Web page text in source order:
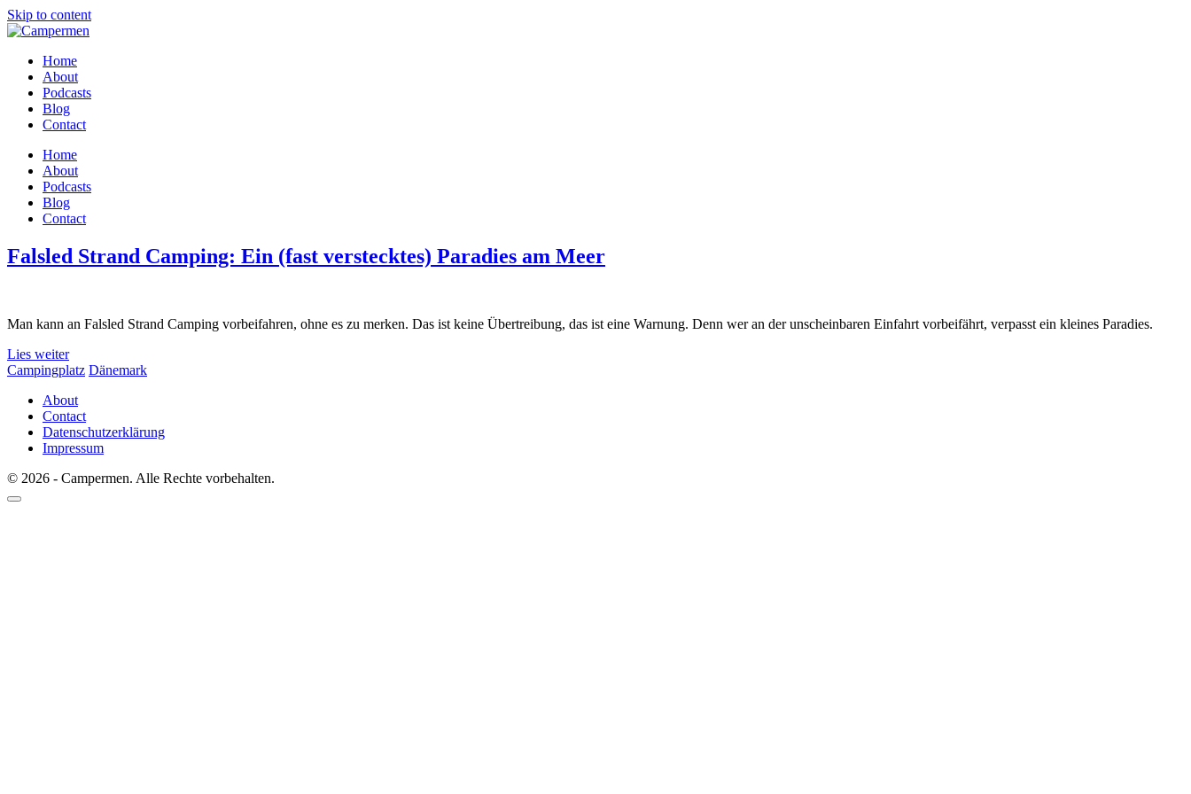
Skip to content
Home
About
Podcasts
Blog
Contact
Home
About
Podcasts
Blog
Contact
Falsled Strand Camping: Ein (fast verstecktes) Paradies am Meer
Man kann an Falsled Strand Camping vorbeifahren, ohne es zu merken. Das ist keine Übertreibung, das ist eine Warnung. Denn wer an der unscheinbaren Einfahrt vorbeifährt, verpasst ein kleines Paradies.
Lies weiter
Campingplatz Dänemark
About
Contact
Datenschutzerklärung
Impressum
© 2026 - Campermen. Alle Rechte vorbehalten.